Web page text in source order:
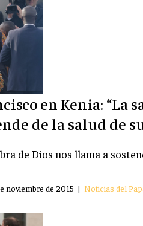
en Kenia: “La
de la salud de
de Dios nos llama a
noviembre de 2015 | Noticias del